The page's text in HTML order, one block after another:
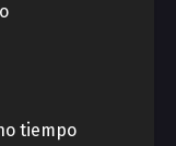
tiempo